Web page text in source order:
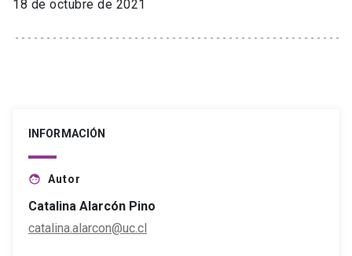
18 de octubre de 2021
INFORMACIÓN
face Autor
Catalina Alarcón Pino
catalina.alarcon@uc.cl